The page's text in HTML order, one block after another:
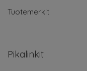
Tuotemerkit
Pikalinkit